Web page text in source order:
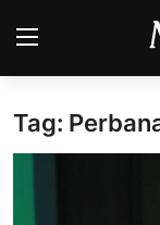
Contact
Tag: